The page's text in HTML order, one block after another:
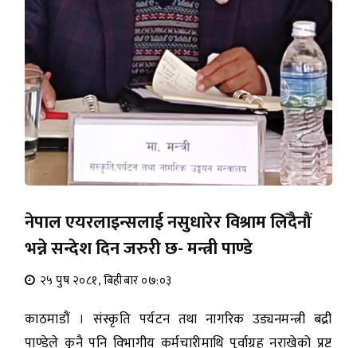
नेपाल एयरलाइन्सलाई नसुधारेर विश्राम लिँदैनौं
भन्ने सन्देश दिन जरुरी छ- मन्त्री पाण्डे
२५ पुष २०८१, बिहीबार ०७:०३
काठमाडौं । संस्कृति पर्यटन तथा नागरिक उड्यनमन्त्री बद्री
पाण्डेले कुनै पनि विभागीय कर्मचारीमाथि पूर्वाग्रह नराखेको प्रष्ट